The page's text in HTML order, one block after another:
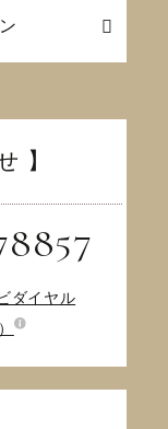
】
ダイヤル